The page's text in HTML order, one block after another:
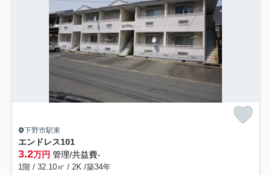
下野市駅東
エンドレス101
3.2万円 管理/共益費-
1階 / 32.10㎡ / 2K /築34年